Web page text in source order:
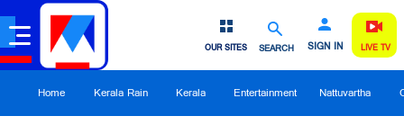
SEARCH SIGN IN
OUR SITES LIVE TV
Home Kerala Rain Kerala Entertainment Nattuvartha